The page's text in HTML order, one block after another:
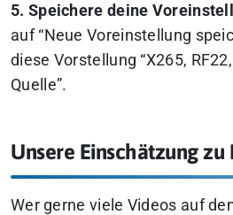
5. Speichere deine
auf “Neue Voreinstellung
diese Vorstellung “X265,
Quelle”.
Unsere Einschätzung
Wer gerne viele Videos auf